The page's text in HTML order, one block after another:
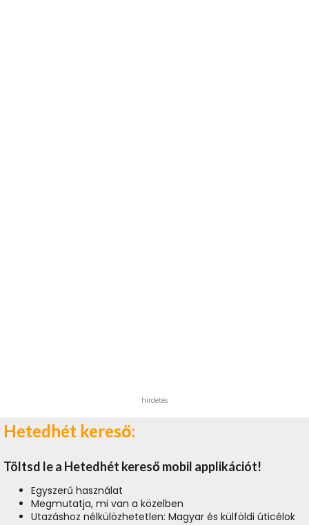
hirdetés
Hetedhét kereső:
Töltsd le a Hetedhét kereső mobil applikációt!
Egyszerű használat
Megmutatja, mi van a közelben
Utazáshoz nélkülözhetetlen: Magyar és külföldi úticélok